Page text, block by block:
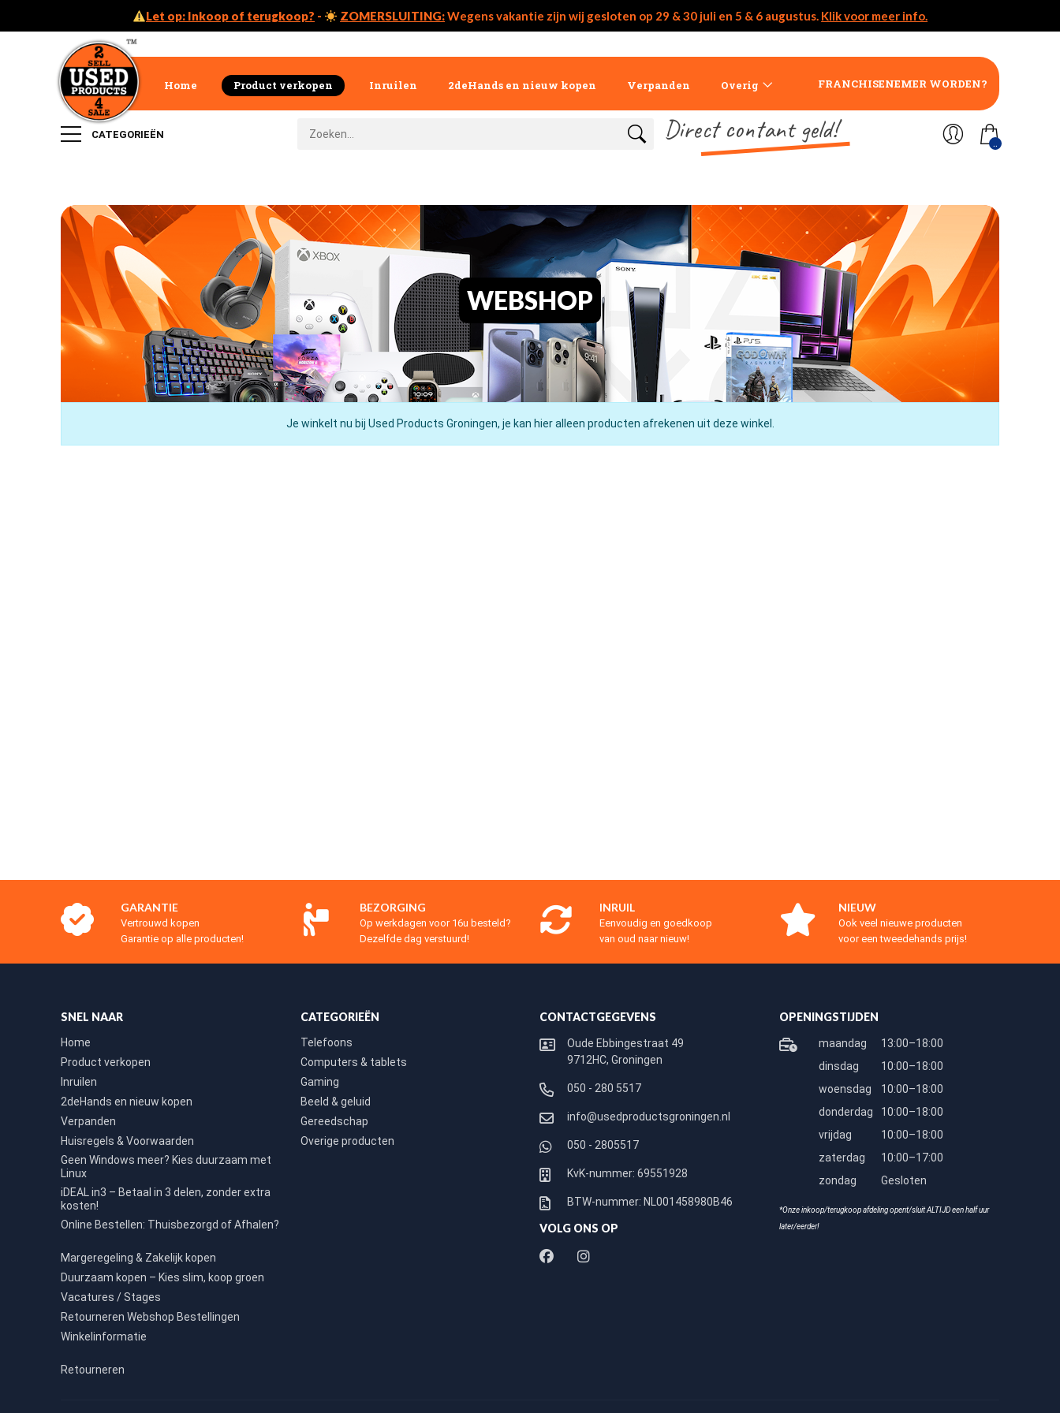
Let op: Inkoop of terugkoop? - ZOMERSLUITING:Wegens vakantie zijn wij gesloten op 29 & 30 juli en 5 & 6 augustus. Klik voor meer info.
Home Product verkopen Inruilen 2deHands en nieuw kopen Verpanden Overig FRANCHISENEMER WORDEN?
CATEGORIEËN Direct contant geld! ..
WEBSHOP
Je winkelt nu bij Used Products Groningen, je kan hier alleen producten afrekenen uit deze winkel.
GARANTIE
Vertrouwd kopen
Garantie op alle producten!
BEZORGING
Op werkdagen voor 16u besteld?
Dezelfde dag verstuurd!
INRUIL
Eenvoudig en goedkoop
van oud naar nieuw!
NIEUW
Ook veel nieuwe producten
voor een tweedehands prijs!
SNEL NAAR
Home
Product verkopen
Inruilen
2deHands en nieuw kopen
Verpanden
Huisregels & Voorwaarden
Geen Windows meer? Kies duurzaam met
Linux
iDEAL in3 – Betaal in 3 delen, zonder extra
kosten!
Online Bestellen: Thuisbezorgd of Afhalen?
Margeregeling & Zakelijk kopen
Duurzaam kopen – Kies slim, koop groen
Vacatures / Stages
Retourneren Webshop Bestellingen
Winkelinformatie
Retourneren
CATEGORIEËN
Telefoons
Computers & tablets
Gaming
Beeld & geluid
Gereedschap
Overige producten
CONTACTGEGEVENS
Oude Ebbingestraat 49
9712HC, Groningen
050 - 280 5517
info@usedproductsgroningen.nl
050 - 2805517
KvK-nummer: 69551928
BTW-nummer: NL001458980B46
VOLG ONS OP
OPENINGSTIJDEN
maandag
13:00–18:00
dinsdag
10:00–18:00
woensdag
10:00–18:00
donderdag
10:00–18:00
vrijdag
10:00–18:00
zaterdag
10:00–17:00
zondag
Gesloten
*Onze inkoop/terugkoop afdeling opent/sluit ALTIJD een half uur
later/eerder!